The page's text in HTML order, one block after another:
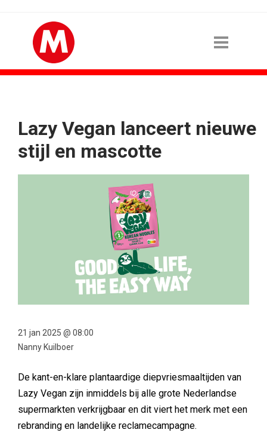
Lazy Vegan lanceert nieuwe
stijl en mascotte
21 jan 2025 @ 08:00
Nanny Kuilboer
De kant-en-klare plantaardige diepvriesmaaltijden van
Lazy Vegan zijn inmiddels bij alle grote Nederlandse
supermarkten verkrijgbaar en dit viert het merk met een
rebranding en landelijke reclamecampagne.